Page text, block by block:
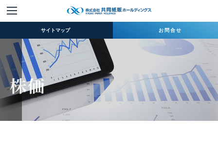
株価
サイトマップ お問合せ
ホーム
企業情報